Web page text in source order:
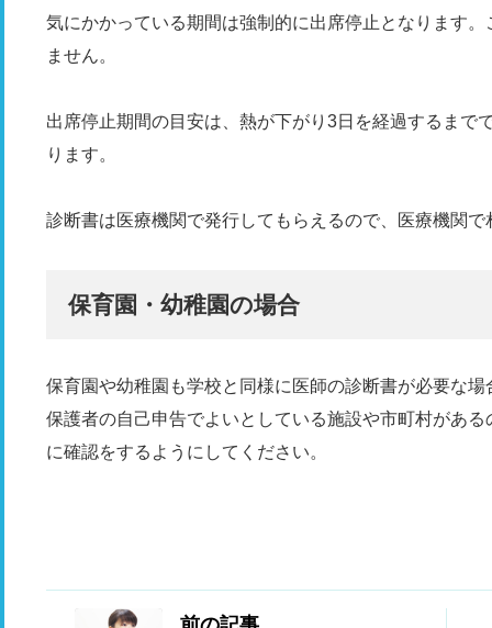
気にかかっている期間は強制的に出席停止となります
ません。
出席停止期間の目安は、熱が下がり3日を経過するまで
ります。
診断書は医療機関で発行してもらえるので、医療機関で
保育園・幼稚園の場合
保育園や幼稚園も学校と同様に医師の診断書が必要な
保護者の自己申告でよいとしている施設や市町村があ
に確認をするようにしてください。